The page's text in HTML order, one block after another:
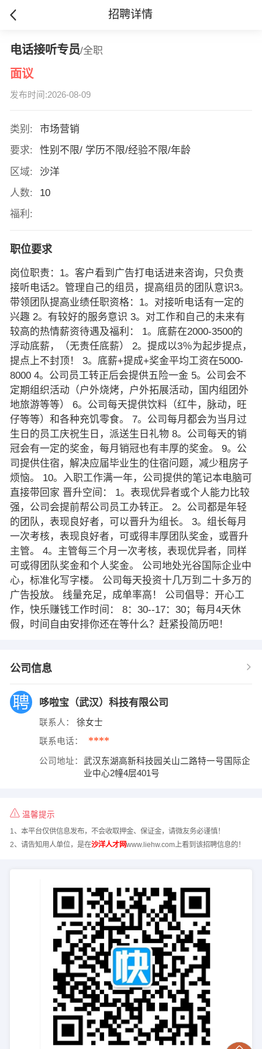
招聘详情
电话接听专员/全职
面议
发布时间:2026-08-09
类别:
市场营销
要求:
性别不限/ 学历不限/经验不限/年龄
区域:
沙洋
人数:
10
福利:
职位要求
岗位职责：1。客户看到广告打电话进来咨询，只负责
接听电话2。管理自己的组员，提高组员的团队意识3。
带领团队提高业绩任职资格：1。对接听电话有一定的
兴趣 2。有较好的服务意识 3。对工作和自己的未来有
较高的热情薪资待遇及福利： 1。底薪在2000-3500的
浮动底薪，（无责任底薪） 2。提成以3％为起步提点，
提点上不封顶！ 3。底薪+提成+奖金平均工资在5000-
8000 4。公司员工转正后会提供五险一金 5。公司会不
定期组织活动（户外烧烤，户外拓展活动，国内组团外
地旅游等等） 6。公司每天提供饮料（红牛，脉动，旺
仔等等）和各种充饥零食。 7。公司每月都会为当月过
生日的员工庆祝生日，派送生日礼物 8。公司每天的销
冠会有一定的奖金，每月销冠也有丰厚的奖金。 9。公
司提供住宿，解决应届毕业生的住宿问题，减少租房子
烦恼。 10。入职工作满一年，公司提供的笔记本电脑可
直接带回家 晋升空间： 1。表现优异者或个人能力比较
强，公司会提前帮公司员工办转正。 2。公司都是年轻
的团队，表现良好者，可以晋升为组长。 3。组长每月
一次考核，表现良好者，可或得丰厚团队奖金，或晋升
主管。 4。主管每三个月一次考核，表现优异者，同样
可或得团队奖金和个人奖金。 公司地处光谷国际企业中
心，标准化写字楼。 公司每天投资十几万到二十多万的
广告投放。 线量充足，成单率高！ 公司倡导：开心工
作，快乐赚钱工作时间： 8：30--17：30；每月4天休
假，时间自由安排你还在等什么？赶紧投简历吧！
公司信息
哆啦宝（武汉）科技有限公司
联系人： 徐女士
联系电话： ****
公司地址：
武汉东湖高新科技园关山二路特一号国际企
业中心2幢4层401号
温馨提示
1、本平台仅供信息发布，不会收取押金、保证金，请微友务必谨慎！
2、请告知用人单位，是在沙洋人才网www.liehw.com上看到该招聘信息的！